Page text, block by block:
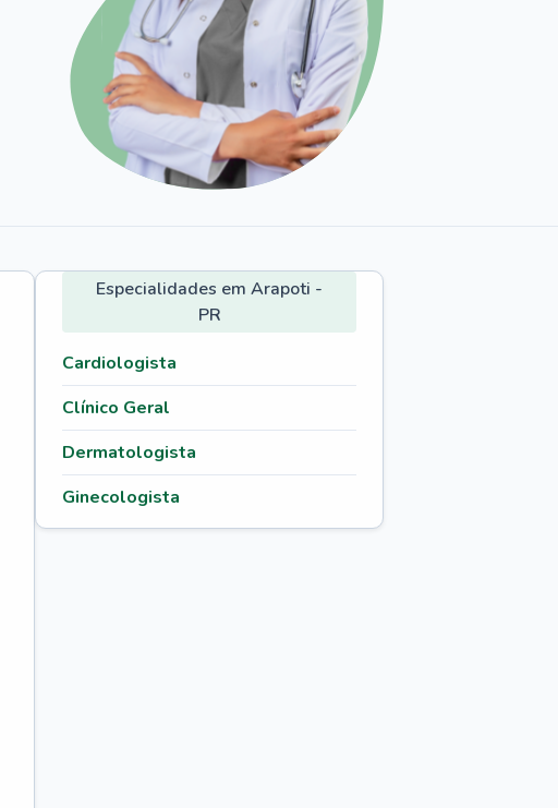
Especialidades em Arapoti -
PR
Cardiologista
Clínico Geral
Dermatologista
Ginecologista